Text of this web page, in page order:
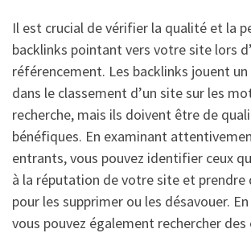
Il est crucial de vérifier la qualité et la
backlinks pointant vers votre site lors
référencement. Les backlinks jouent
dans le classement d’un site sur les
recherche, mais ils doivent être de
bénéfiques. En examinant
entrants, vous pouvez identifier ceux
à la réputation de votre site et prendre
pour les supprimer ou les désavouer.
vous pouvez également rechercher